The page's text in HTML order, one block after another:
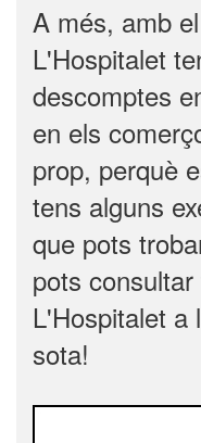
A més, amb
L'Hospitalet
descomptes
en els
prop, perquè
tens alguns
que pots
pots
L'Hospitalet a
sota!